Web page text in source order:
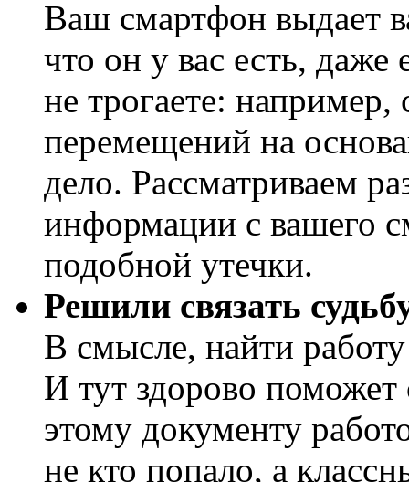
Ваш смартфон выдает
что он у вас есть, даже
не трогаете: например,
перемещений на
дело. Рассматриваем
информации с вашего
подобной утечки.
Решили связать
В смысле, найти
И тут здорово поможет
этому документу
не кто попало, а